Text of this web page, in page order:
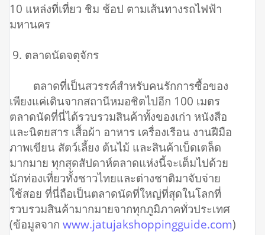
10 แหล่งที่เที่ยว ชิม ช้อป ตามเส้นทางรถไฟฟ้า
มหานคร
9. ตลาดนัดจตุจักร
ตลาดที่เป็นสวรรค์สำหรับคนรักการซื้อของ
เพียงแค่เดินจากสถานีหมอชิตไปอีก 100 เมตร
ตลาดนัดที่นี่ได้รวบรวมสินค้าทั้งของเก่า หนังสือ
และนิตยสาร เสื้อผ้า อาหาร เครื่องเรือน งานฝีมือ
ภาพเขียน สัตว์เลี้ยง ต้นไม้ และสินค้าเบ็ดเตล็ด
มากมาย ทุกสุดสัปดาห์ตลาดแห่งนี้จะเต็มไปด้วย
นักท่องเที่ยวทั้งชาวไทยและต่างชาติมาจับจ่าย
ใช้สอย ที่นี่ถือเป็นตลาดนัดที่ใหญ่ที่สุดในโลกที่
รวบรวมสินค้ามากมายจากทุกภูมิภาคทั่วประเทศ
(ข้อมูลจาก www.jatujakshoppingguide.com)